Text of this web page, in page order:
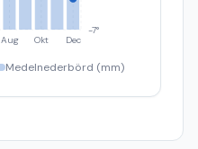
Aug Okt Dec
-7°
Medelnederbörd (mm)